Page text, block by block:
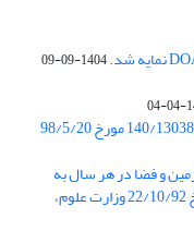
1404-09-09
فیزیک زمین و فضا در هر سال به
زبان انگلیسی در جلسه کار گروه علوم پایه مورخ 22/10/92 وزارت علوم،